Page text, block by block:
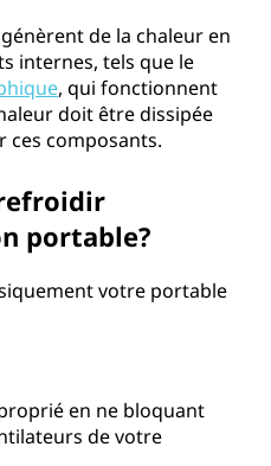
de la chaleur en
internes, tels que le
, qui fonctionnent
doit être dissipée
ces composants.
portable?
votre portable
en ne bloquant
de votre